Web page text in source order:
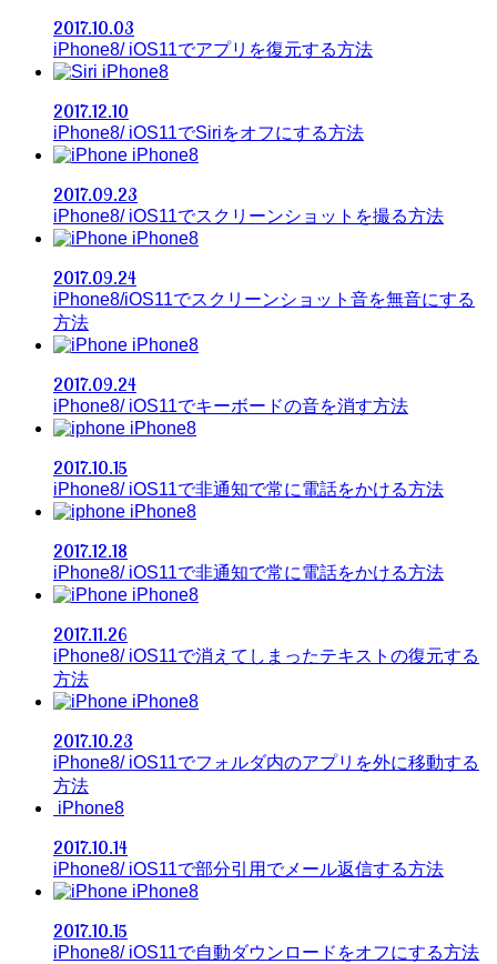
2017.10.03
iPhone8/ iOS11でアプリを復元する方法
iPhone8
2017.12.10
iPhone8/ iOS11でSiriをオフにする方法
iPhone8
2017.09.23
iPhone8/ iOS11でスクリーンショットを撮る方法
iPhone8
2017.09.24
iPhone8/iOS11でスクリーンショット音を無音にする
方法
iPhone8
2017.09.24
iPhone8/ iOS11でキーボードの音を消す方法
iPhone8
2017.10.15
iPhone8/ iOS11で非通知で常に電話をかける方法
iPhone8
2017.12.18
iPhone8/ iOS11で非通知で常に電話をかける方法
iPhone8
2017.11.26
iPhone8/ iOS11で消えてしまったテキストの復元する
方法
iPhone8
2017.10.23
iPhone8/ iOS11でフォルダ内のアプリを外に移動する
方法
iPhone8
2017.10.14
iPhone8/ iOS11で部分引用でメール返信する方法
iPhone8
2017.10.15
iPhone8/ iOS11で自動ダウンロードをオフにする方法